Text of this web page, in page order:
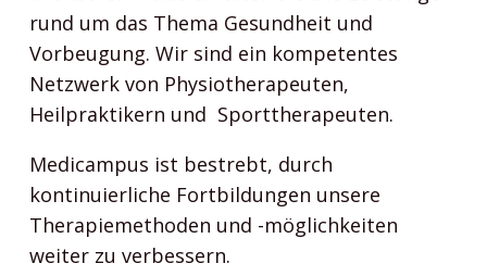
rund um das Thema Gesundheit und
Vorbeugung. Wir sind ein kompetentes
Netzwerk von Physiotherapeuten,
Heilpraktikern und Sporttherapeuten.
Medicampus ist bestrebt, durch
kontinuierliche Fortbildungen unsere
Therapiemethoden und -möglichkeiten
weiter zu verbessern.